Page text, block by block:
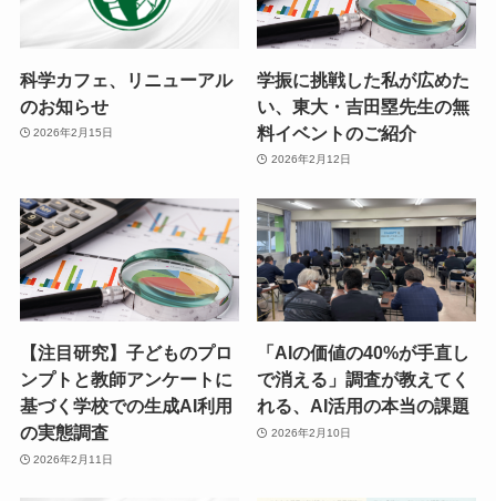
科学カフェ、リニューアル
のお知らせ
2026年2月15日
学振に挑戦した私が広めた
い、東大・吉田塁先生の無
料イベントのご紹介
2026年2月12日
【注目研究】子どものプロ
ンプトと教師アンケートに
基づく学校での生成AI利用
の実態調査
2026年2月11日
「AIの価値の40%が手直し
で消える」調査が教えてく
れる、AI活用の本当の課題
2026年2月10日